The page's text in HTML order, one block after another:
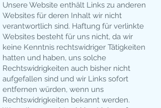
Unsere Website enthält Links zu anderen
Websites für deren Inhalt wir nicht
verantwortlich sind. Haftung für verlinkte
Websites besteht für uns nicht, da wir
keine Kenntnis rechtswidriger Tätigkeiten
hatten und haben, uns solche
Rechtswidrigkeiten auch bisher nicht
aufgefallen sind und wir Links sofort
entfernen würden, wenn uns
Rechtswidrigkeiten bekannt werden.